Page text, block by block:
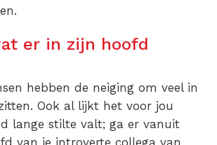
er in zijn hoofd
hebben de neiging om veel in
Ook al lijkt het voor jou
lange stilte valt; ga er vanuit
van je introverte collega van